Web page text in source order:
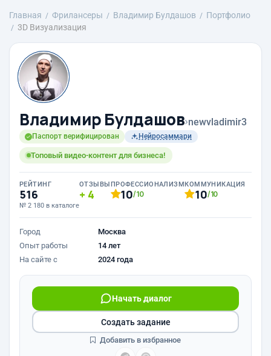
Главная Фрилансеры Владимир Булдашов
Портфолио
3D Визуализация
Владимир Булдашов›newvladimir3
Паспорт верифицирован Нейросаммари
Топовый видео-контент для бизнеса!
РЕЙТИНГ
516
№ 2 180 в каталоге
ОТЗЫВЫ
4
ПРОФЕССИОНАЛИЗМ
10/10
КОММУНИКАЦИЯ
10/10
Город
Москва
Опыт работы
14 лет
На сайте с
2024 года
Начать диалог
Создать задание
Добавить в избранное